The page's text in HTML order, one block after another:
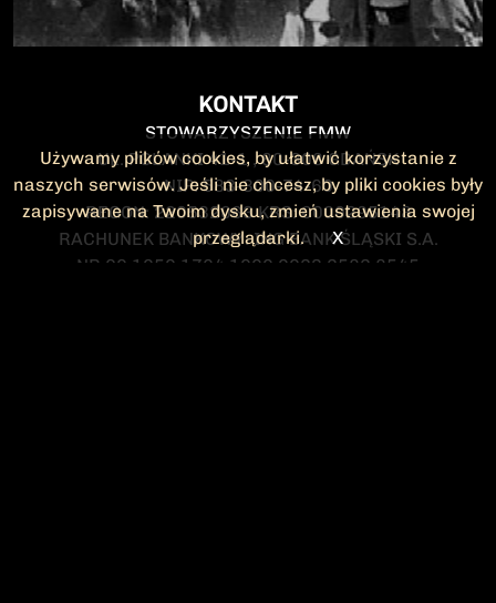
KONTAKT
STOWARZYSZENIE FMW
UL. POLANKI 41-1 , 80-308 GDAŃSK
NIP: 583-300-74-60
REGON: 220532063 KRS: 0000295148
RACHUNEK BANKOWY: ING BANK ŚLĄSKI S.A.
NR 90 1050 1764 1000 0023 2582 8545
Używamy plików cookies, by ułatwić korzystanie z
naszych serwisów. Jeśli nie chcesz, by pliki cookies były
zapisywane na Twoim dysku, zmień ustawienia swojej
przeglądarki.
X